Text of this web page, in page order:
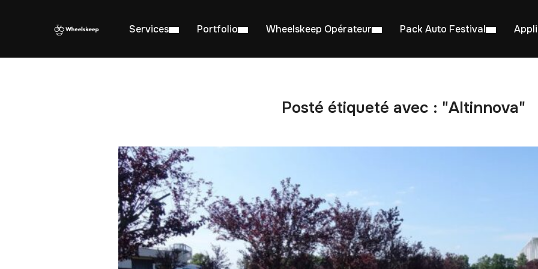
Services Portfolio Wheelskeep Opérateur Pack Auto Festival
Posté étiqueté avec : "Altinnova"